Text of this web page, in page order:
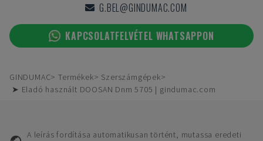
G.BEL@GINDUMAC.COM
KAPCSOLATFELVÉTEL WHATSAPPON
GINDUMAC Termékek
Szerszámgépek
➤ Eladó használt DOOSAN Dnm 5705 | gindumac.com
A leírás fordítása automatikusan történt, mutassa eredeti